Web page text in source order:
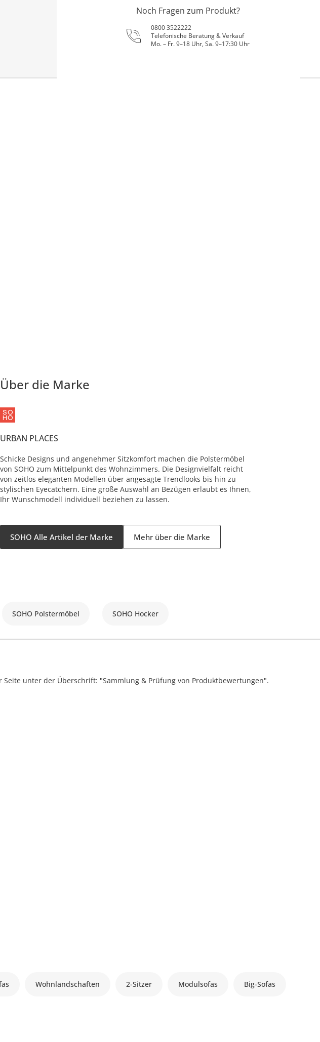
Noch Fragen zum Produkt?
0800 3522222
Telefonische Beratung & Verkauf
Mo. – Fr. 9–18 Uhr, Sa. 9–17:30 Uhr
Über die Marke
URBAN PLACES
Schicke Designs und angenehmer Sitzkomfort machen die Polstermöbel
von SOHO zum Mittelpunkt des Wohnzimmers. Die Designvielfalt reicht
von zeitlos eleganten Modellen über angesagte Trendlooks bis hin zu
stylischen Eyecatchern. Eine große Auswahl an Bezügen erlaubt es Ihnen,
Ihr Wunschmodell individuell beziehen zu lassen.
SOHO Alle Artikel der Marke Mehr über die Marke
SOHO Polstermöbel SOHO Hocker
unter der Überschrift: "Sammlung & Prüfung von Produktbewertungen".
Wohnlandschaften 2-Sitzer Modulsofas Big-Sofas